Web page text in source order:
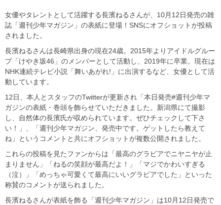
女優やタレントとして活躍する長濱ねるさんが、10月12日発売の雑
誌「週刊少年マガジン」の表紙に登場！SNSにオフショットが投稿
されました。
長濱ねるさんは長崎県出身の現在24歳。2015年よりアイドルグルー
プ「けやき坂46」のメンバーとして活動し、2019年に卒業。現在は
NHK連続テレビ小説「舞いあがれ!」に出演するなど、女優として活
動しています。
12日、本人とスタッフのTwitterが更新され「本日発売#週刊少年マ
ガジンの表紙・巻頭を飾らせていただきました。新潟県にて撮影
し、自然体の長濱氏が収められています。ぜひチェックして下さ
い！」、「週刊少年マガジン、発売中です。ゲットしたら教えて
ね」というコメントと共にオフショットが複数公開されました。
これらの投稿を見たファンからは「最高のグラビアでニヤニヤが止
まりません」「ねるの笑顔が最高だよ！」「マジでかわいすぎる
（泣）」「めっちゃ可愛くて最高にいいグラビアでした」といった
称賛のコメントが送られました。
長濱ねるさんが表紙を飾る「週刊少年マガジン」は10月12日発売で